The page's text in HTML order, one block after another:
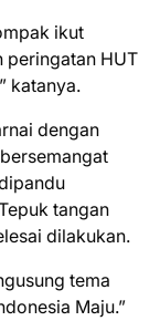
ikut
peringatan HUT
katanya.
dengan
tangan
dilakukan.
tema
Maju.”